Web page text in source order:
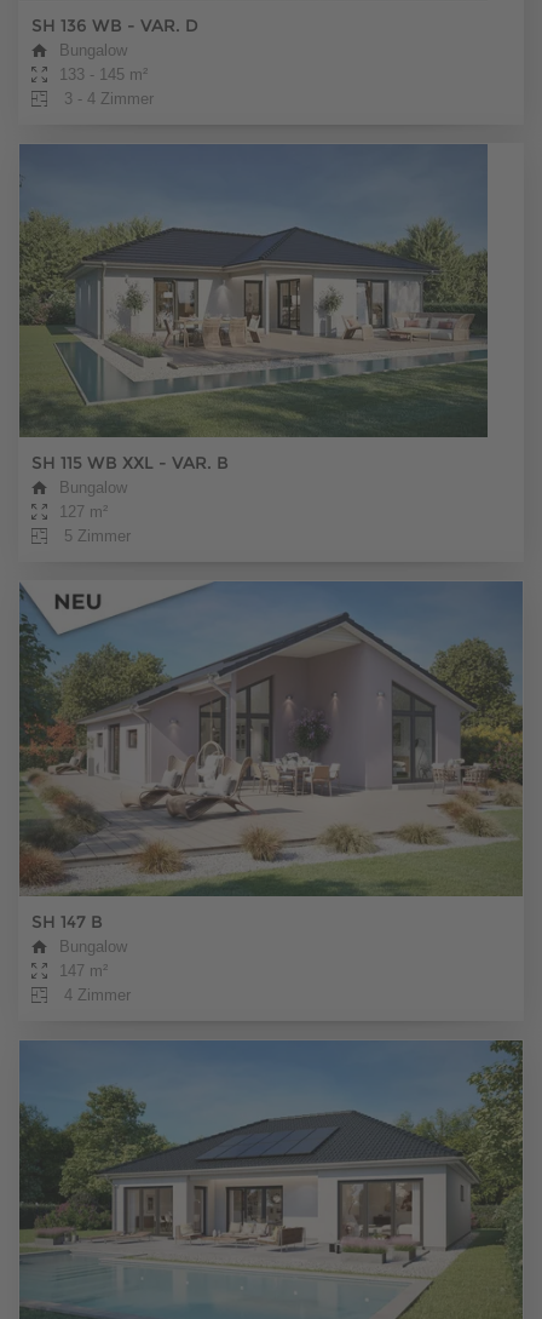
SH 136 WB - VAR. D
Bungalow
133 - 145 m²
3 - 4 Zimmer
SH 115 WB XXL - VAR. B
Bungalow
127 m²
5 Zimmer
SH 147 B
Bungalow
147 m²
4 Zimmer